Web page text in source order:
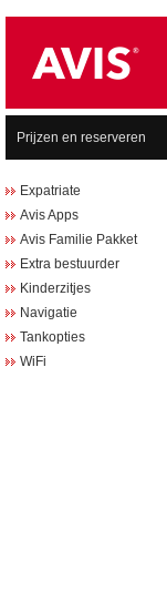
Prijzen en reserveren
Expatriate
Avis Apps
Avis Familie Pakket
Extra bestuurder
Kinderzitjes
Navigatie
Tankopties
WiFi